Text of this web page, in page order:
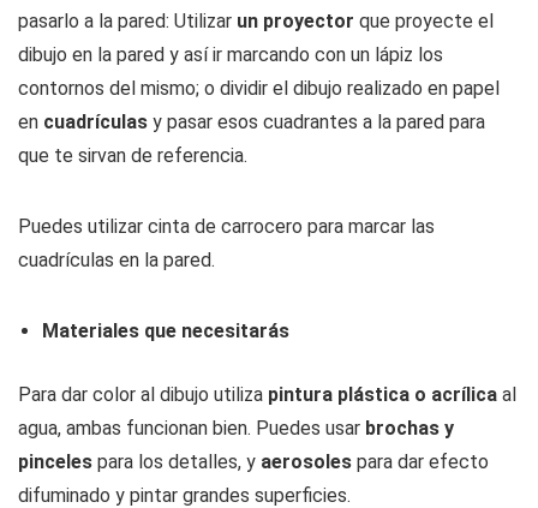
pasarlo a la pared: Utilizar un proyector que proyecte el
dibujo en la pared y así ir marcando con un lápiz los
contornos del mismo; o dividir el dibujo realizado en papel
en cuadrículas y pasar esos cuadrantes a la pared para
que te sirvan de referencia.
Puedes utilizar cinta de carrocero para marcar las
cuadrículas en la pared.
Materiales que necesitarás
Para dar color al dibujo utiliza pintura plástica o acrílica al
agua, ambas funcionan bien. Puedes usar brochas y
pinceles para los detalles, y aerosoles para dar efecto
difuminado y pintar grandes superficies.